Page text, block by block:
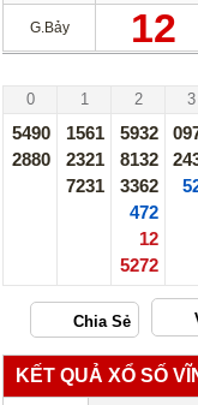
Lotto 5/35
Power 6/55
Max3D Pro
In Vé Dò
Miền Bắc
Mega 6/45
Max3D Pro
G.Bảy 12
0 1 2 3
5490
2880
1561
2321
7231
5932
8132
3362
472
12
5272
KẾT QUẢ XỔ SỐ